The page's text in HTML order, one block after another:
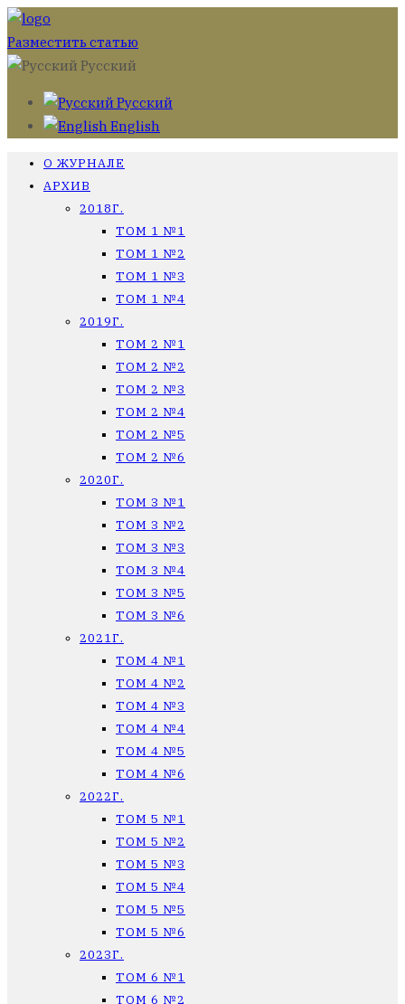
Разместить статью
Русский
Русский
English
О ЖУРНАЛЕ
АРХИВ
2018Г.
ТОМ 1 №1
ТОМ 1 №2
ТОМ 1 №3
ТОМ 1 №4
2019Г.
ТОМ 2 №1
ТОМ 2 №2
ТОМ 2 №3
ТОМ 2 №4
ТОМ 2 №5
ТОМ 2 №6
2020Г.
ТОМ 3 №1
ТОМ 3 №2
ТОМ 3 №3
ТОМ 3 №4
ТОМ 3 №5
ТОМ 3 №6
2021Г.
ТОМ 4 №1
ТОМ 4 №2
ТОМ 4 №3
ТОМ 4 №4
ТОМ 4 №5
ТОМ 4 №6
2022Г.
ТОМ 5 №1
ТОМ 5 №2
ТОМ 5 №3
ТОМ 5 №4
ТОМ 5 №5
ТОМ 5 №6
2023Г.
ТОМ 6 №1
ТОМ 6 №2